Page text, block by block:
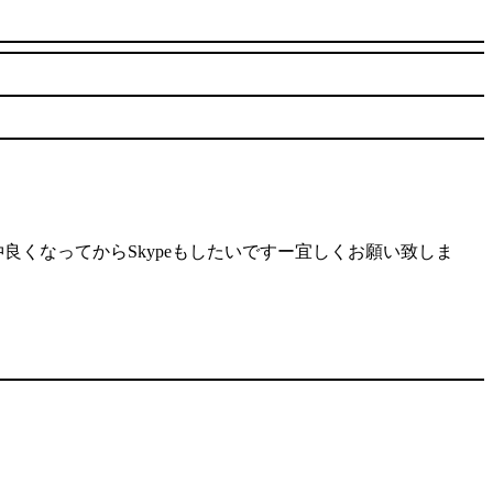
くなってからSkypeもしたいですー宜しくお願い致しま